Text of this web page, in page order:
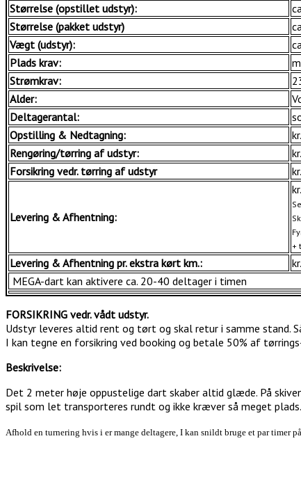
Størrelse (opstillet udstyr):
Størrelse (pakket udstyr)
Vægt (udstyr):
Plads krav:
Strømkrav:
Alder:
Deltagerantal:
Opstilling & Nedtagning:
Rengøring/tørring af udstyr:
Forsikring vedr. tørring af udstyr
Levering & Afhentning:
+
Levering & Afhentning pr. ekstra kørt km.:
MEGA-dart kan aktivere ca. 20-40 deltager i timen
FORSIKRING vedr. vådt udstyr.
Udstyr leveres altid rent og tørt og skal retur i samme stand.
I kan tegne en forsikring ved booking og betale 50% af
Beskrivelse:
Det 2 meter høje oppustelige dart skaber altid glæde. På
spil som let transporteres rundt og ikke kræver så meget
Afhold en turnering hvis i er mange deltagere, I kan snildt bruge et par timer